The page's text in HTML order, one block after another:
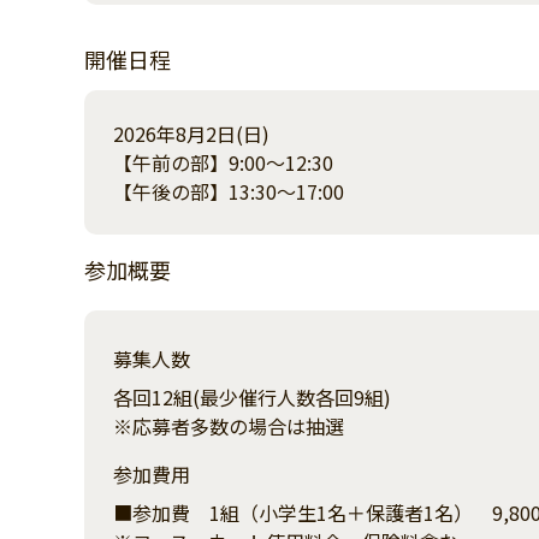
開催日程
2026年8月2日(日)
【午前の部】9:00～12:30
【午後の部】13:30～17:00
参加概要
募集人数
各回12組(最少催行人数各回9組)
※応募者多数の場合は抽選
参加費用
■参加費 1組（小学生1名＋保護者1名）